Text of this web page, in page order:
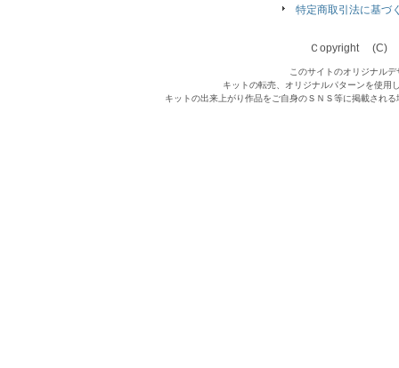
特定商取引法に基づ
Ｃopyright (C)
このサイトのオリジナル
キットの転売、オリジナルパターンを使用
キットの出来上がり作品をご自身のＳＮＳ等に掲載され